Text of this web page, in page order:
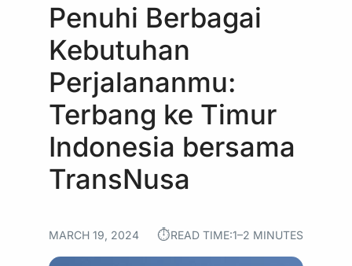
Penuhi Berbagai
Kebutuhan
Perjalananmu:
Terbang ke Timur
Indonesia bersama
TransNusa
MARCH 19, 2024 ⏱︎READ TIME:1–2 MINUTES